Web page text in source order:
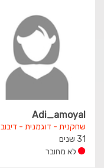
Adi_amoyal
שחקנית - דוגמנית - דיבוב
31 שנים
לא מחובר